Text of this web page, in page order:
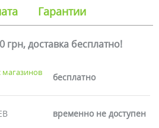
Гарантии
грн, доставка бесплатно!
бесплатно
временно не доступен